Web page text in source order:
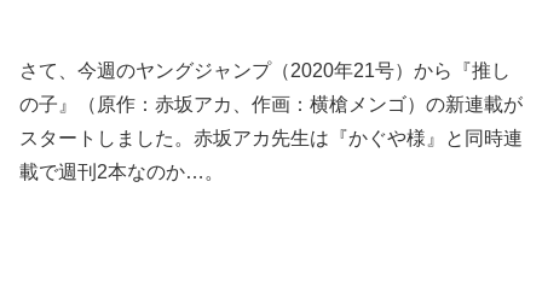
さて、今週のヤングジャンプ（2020年21号）から『推し
の子』（原作：赤坂アカ、作画：横槍メンゴ）の新連載が
スタートしました。赤坂アカ先生は『かぐや様』と同時連
載で週刊2本なのか…。